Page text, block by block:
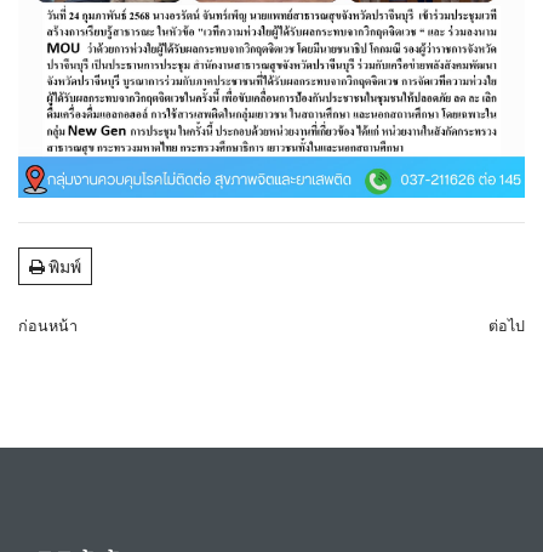
พิมพ์
ก่อนหน้า ต่อไป